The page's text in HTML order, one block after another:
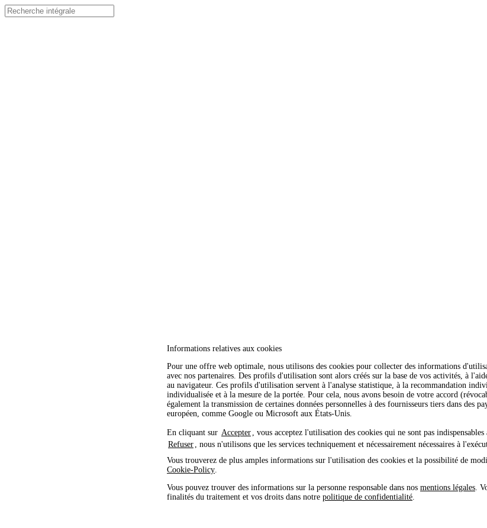
Informations relatives aux cookies
Pour une offre web optimale, nous utilisons des cookies pour collecter des informations
avec nos partenaires. Des profils d'utilisation sont alors créés sur la base de vos activités, à
au navigateur. Ces profils d'utilisation servent à l'analyse statistique, à la recommandation
individualisée et à la mesure de la portée. Pour cela, nous avons besoin de votre accord
également la transmission de certaines données personnelles à des fournisseurs tiers dans des
européen, comme Google ou Microsoft aux États-Unis.
En cliquant sur Accepter , vous acceptez l'utilisation des cookies qui ne sont pas
Refuser , nous n'utilisons que les services techniquement et nécessairement nécessaires à
Vous trouverez de plus amples informations sur l'utilisation des cookies et la possibilité de
Cookie-Policy
Vous pouvez trouver des informations sur la personne responsable dans nos mentions légales .
finalités du traitement et vos droits dans notre politique de confidentialité